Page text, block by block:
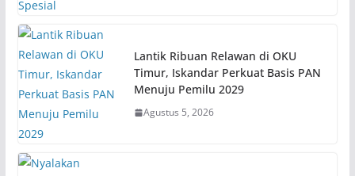
Lantik Ribuan Relawan di OKU
Timur, Iskandar Perkuat Basis PAN
Menuju Pemilu 2029
Agustus 5, 2026